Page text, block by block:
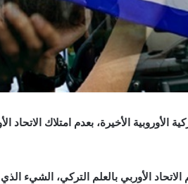
الأخيرة، بعدم امتلاك الاتحاد
الأوربي بالعلم التركي، الشيء